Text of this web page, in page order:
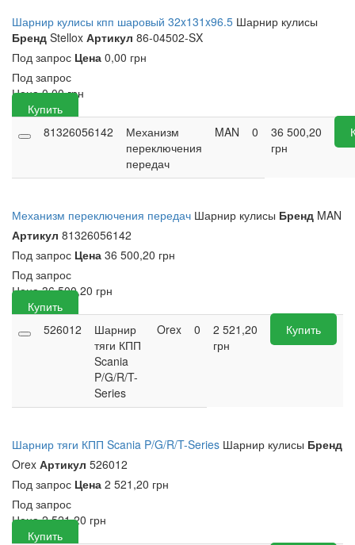
Шарнир кулисы кпп шаровый 32x131x96.5 Шарнир кулисы
Бренд Stellox Артикул 86-04502-SX
Под запрос Цена 0,00 грн
Под запрос
Цена 0,00грн
Купить
81326056142
Механизм
переключения
передач
MAN 0
36 500,20
грн
Механизм переключения передач Шарнир кулисы Бренд MAN
Артикул 81326056142
Под запрос Цена 36 500,20 грн
Под запрос
Цена 36 500,20 грн
Купить
526012
Шарнир
тяги КПП
Scania
P/G/R/T-
Series
Orex 0
2 521,20
грн
Купить
Шарнир тяги КПП Scania P/G/R/T-Series Шарнир кулисы Бренд
Orex Артикул 526012
Под запрос Цена 2 521,20 грн
Под запрос
Цена 2 521,20 грн
Купить